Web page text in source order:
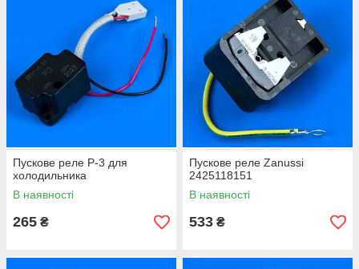
Пускове реле Р-3 для
холодильника
В наявності
265 ₴
Пускове реле Zanussi
2425118151
В наявності
533 ₴